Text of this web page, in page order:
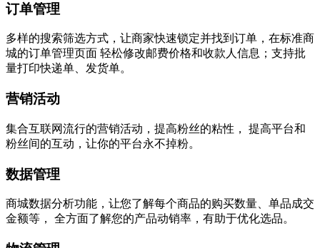
订单管理
多样的搜索筛选方式，让商家快速锁定并找到订单，在标准商
城的订单管理页面 轻松修改邮费价格和收款人信息；支持批
量打印快递单、发货单。
营销活动
集合互联网流行的营销活动，提高粉丝的粘性， 提高平台和
粉丝间的互动，让你的平台永不掉粉。
数据管理
商城数据分析功能，让您了解每个商品的购买数量、单品成交
金额等， 全方面了解您的产品动销率，有助于优化选品。